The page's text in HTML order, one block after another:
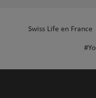
Swiss Life en France